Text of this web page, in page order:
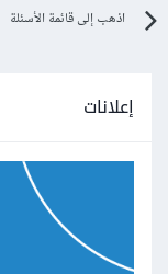
اذهب إلى قائمة الأسئلة
إعلانات